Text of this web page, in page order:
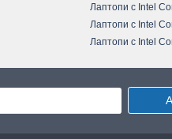
Лаптопи с Intel
Лаптопи с Intel
Лаптопи с Intel